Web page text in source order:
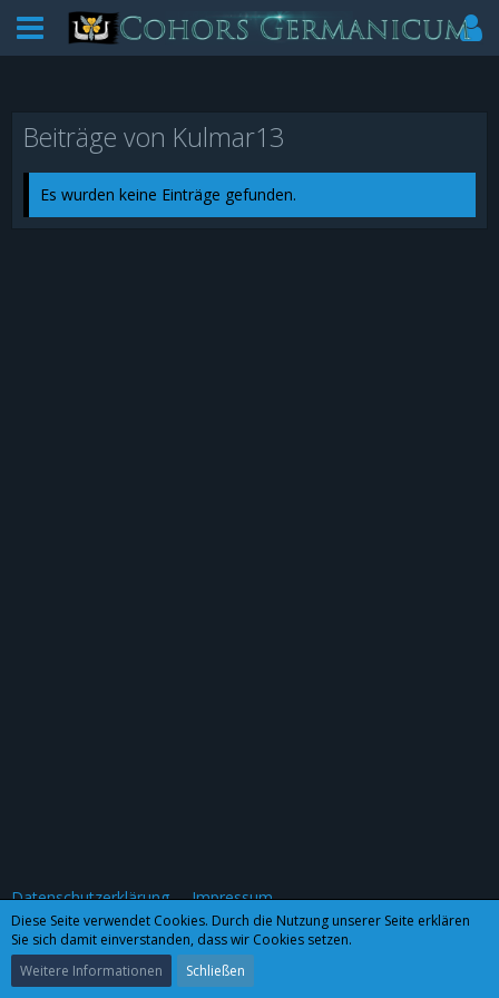
Beiträge von Kulmar13
Es wurden keine Einträge gefunden.
Datenschutzerklärung Impressum
Community-Software: WoltLab Suite™ 3.0.27
Diese Seite verwendet Cookies. Durch die Nutzung unserer Seite erklären
Sie sich damit einverstanden, dass wir Cookies setzen.
Weitere Informationen
Schließen